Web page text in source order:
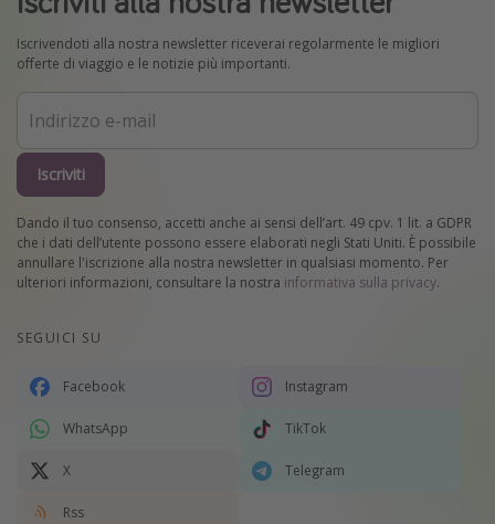
Iscrivendoti alla nostra newsletter riceverai regolarmente le migliori
offerte di viaggio e le notizie più importanti.
Iscriviti
Dando il tuo consenso, accetti anche ai sensi dell’art. 49 cpv. 1 lit. a GDPR
che i dati dell’utente possono essere elaborati negli Stati Uniti. È possibile
annullare l'iscrizione alla nostra newsletter in qualsiasi momento. Per
ulteriori informazioni, consultare la nostra informativa sulla privacy.
SEGUICI SU
Facebook Instagram
WhatsApp TikTok
X Telegram
Rss